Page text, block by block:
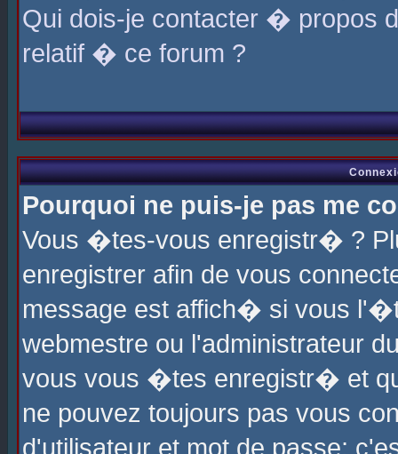
Qui dois-je contacter � propos
relatif � ce forum ?
Pourquoi ne puis-je pas me
Vous �tes-vous enregistr� ?
enregistrer afin de vous
message est affich� si vous
webmestre ou l'administrateur
vous vous �tes enregistr� et
ne pouvez toujours pas vous
d'utilisateur et mot de passe;